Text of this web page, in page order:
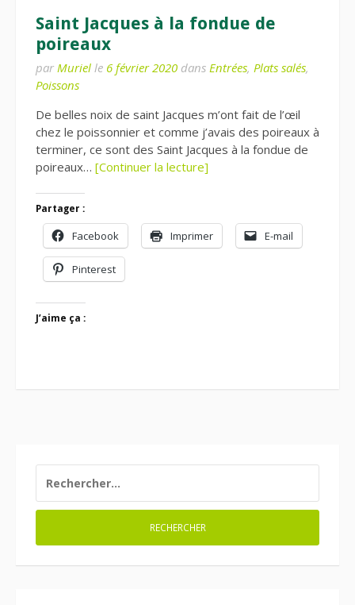
Saint Jacques à la fondue de
poireaux
par Muriel le 6 février 2020 dans Entrées, Plats salés,
Poissons
De belles noix de saint Jacques m’ont fait de l’œil
chez le poissonnier et comme j’avais des poireaux à
terminer, ce sont des Saint Jacques à la fondue de
poireaux… [Continuer la lecture]
Partager :
Facebook Imprimer E-mail
Pinterest
J’aime ça :